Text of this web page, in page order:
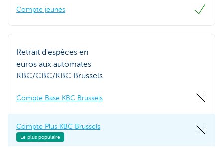
Compte jeunes
Retrait d'espèces en
euros aux automates
KBC/CBC/KBC Brussels
Compte Base KBC Brussels
Compte Plus KBC Brussels
Le plus populaire